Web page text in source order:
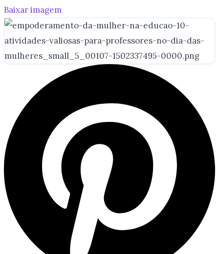
Baixar imagem